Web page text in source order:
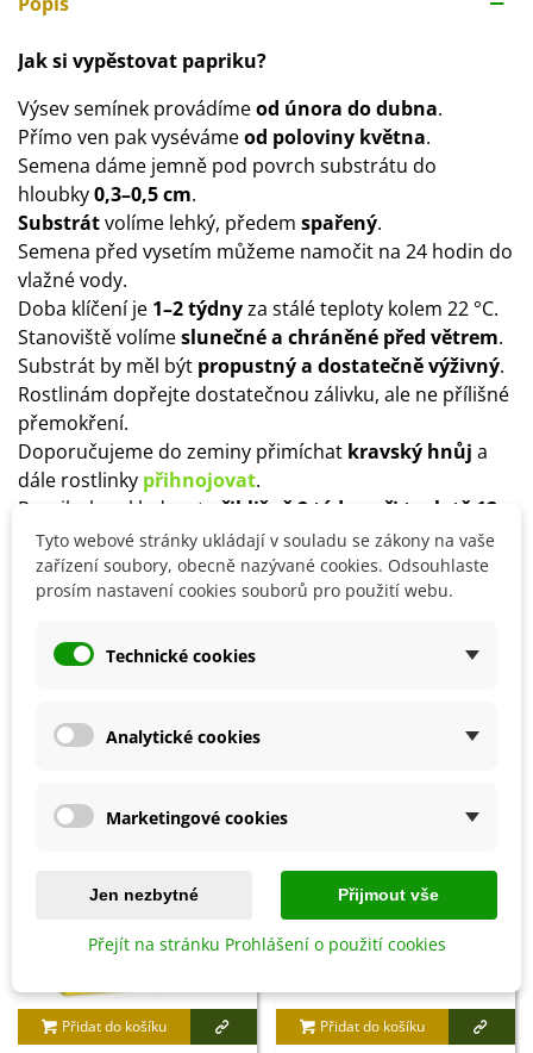
Jak si vypěstovat papriku?
Výsev semínek provádímeod února do dubna.
Přímo ven pak vysévámeod poloviny května.
Semena dáme jemně pod povrch substrátu do
hloubky0,3–0,5 cm.
Substrátvolíme lehký, předem spařený.
Semena před vysetím můžeme namočit na 24 hodin do
vlažné vody.
Doba klíčení je 1–2 týdnyza stálé teploty kolem 22 °C.
Stanoviště volímeslunečné a chráněné před větrem.
Substrát by měl být propustný a dostatečně výživný.
Rostlinám dopřejte dostatečnou zálivku, ale ne přílišné
přemokření.
Doporučujeme do zeminy přimíchat kravský hnůj a
dále rostlinky přihnojovat.
Papriky lze skladovat
přibližně 2 týdny při teplotě 12–
14 °C.
Přidat do košíku Přidat do košíku
Tyto webové stránky ukládají v souladu se zákony na vaše
zařízení soubory, obecně nazývané cookies. Odsouhlaste
prosím nastavení cookies souborů pro použití webu.
Technické cookies
Analytické cookies
Marketingové cookies
Jen nezbytné Přijmout vše
Přejít na stránku Prohlášení o použití cookies